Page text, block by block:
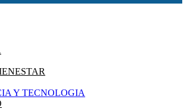
Y TECNOLOGIA